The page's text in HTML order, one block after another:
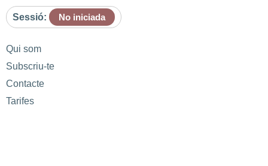
Sessió: No iniciada
Qui som
Subscriu-te
Contacte
Tarifes